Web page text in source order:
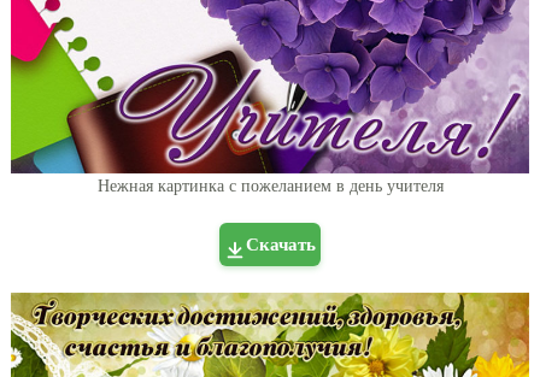
Нежная картинка с пожеланием в день учителя
Скачать